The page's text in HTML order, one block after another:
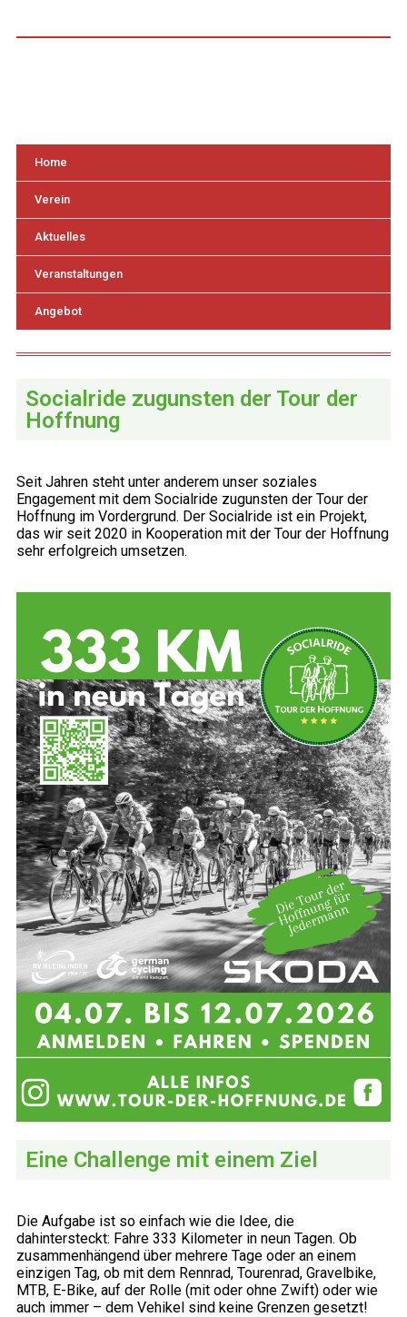
Home
Verein
Aktuelles
Veranstaltungen
Angebot
Socialride zugunsten der Tour der
Hoffnung
Seit Jahren steht unter anderem unser soziales
Engagement mit dem Socialride zugunsten der Tour der
Hoffnung im Vordergrund. Der Socialride ist ein Projekt,
das wir seit 2020 in Kooperation mit der Tour der Hoffnung
sehr erfolgreich umsetzen.
Eine Challenge mit einem Ziel
Die Aufgabe ist so einfach wie die Idee, die
dahintersteckt: Fahre 333 Kilometer in neun Tagen. Ob
zusammenhängend über mehrere Tage oder an einem
einzigen Tag, ob mit dem Rennrad, Tourenrad, Gravelbike,
MTB, E-Bike, auf der Rolle (mit oder ohne Zwift) oder wie
auch immer – dem Vehikel sind keine Grenzen gesetzt!